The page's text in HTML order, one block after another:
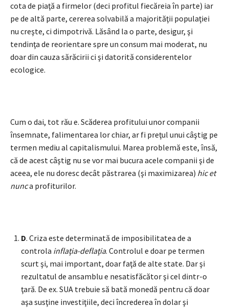
cota de piaţă a firmelor (deci profitul fiecăreia în parte) iar
pe de altă parte, cererea solvabilă a majorităţii populaţiei
nu creşte, ci dimpotrivă. Lăsând la o parte, desigur, şi
tendinţa de reorientare spre un consum mai moderat, nu
doar din cauza sărăcirii ci şi datorită considerentelor
ecologice.
Cum o dai, tot rău e. Scăderea profitului unor companii
însemnate, falimentarea lor chiar, ar fi preţul unui câştig pe
termen mediu al capitalismului. Marea problemă este, însă,
că de acest câştig nu se vor mai bucura acele companii şi de
aceea, ele nu doresc decât păstrarea (şi maximizarea) hic et
nunca profiturilor.
D. Criza este determinată de imposibilitatea de a
controla inflaţia-deflaţia. Controlul e doar pe termen
scurt şi, mai important, doar faţă de alte state. Dar şi
rezultatul de ansamblu e nesatisfăcător şi cel dintr-o
ţară. De ex. SUA trebuie să bată monedă pentru că doar
aşa susţine investiţiile, deci încrederea în dolar şi